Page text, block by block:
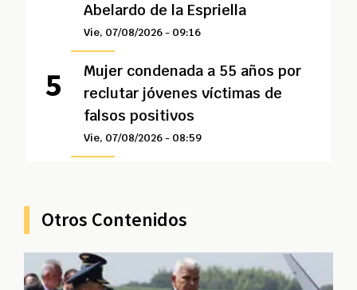
Abelardo de la Espriella
Vie, 07/08/2026 - 09:16
Mujer condenada a 55 años por
reclutar jóvenes víctimas de
falsos positivos
Vie, 07/08/2026 - 08:59
Otros Contenidos